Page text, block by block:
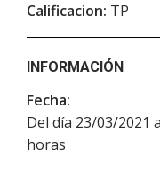
Calificacion: TP
INFORMACIÓN
Fecha:
Del día 23/03/2021
horas